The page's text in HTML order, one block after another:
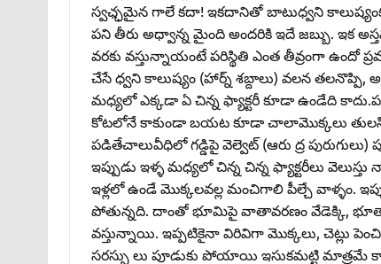
స్వఛ్ఛమైన గాలే కదా! ఇకదానితో బాటుధ్వని
పని తీరు అధ్వాన్న మైంది అందరికి ఇదే జబ్బు. ఇక
వరకు వస్తున్నాయంటే పరిస్థితి ఎంత తీవ్రంగా
చేసే ధ్వని కాలుష్యం (హార్న్‌ శబ్దాలు) వలన తలనొప్పి,
మధ్యలో ఎక్కడా ఏ చిన్న ఫ్యాక్టరీ కూడా ఉండేది
కోటలోనే కాకుండా బయట కూడా చాలామొక్కలు
పడితేచాలువీధిలో గడ్డిపై వెల్వెట్‌ (ఆరు ద్ర పురుగులు)
ఇప్పుడు ఇళ్ళ మధ్యలో చిన్న చిన్న ఫ్యాక్టరీలు
ఇళ్లలో ఉండే మొక్కలవల్ల మంచిగాలి పీల్చే వాళ్ళం.
పోతున్నది. దాంతో భూమిపై వాతావరణం వేడెక్కి,
వస్తున్నాయి. ఇప్పటికైనా విరివిగా మొక్కలు, చెట్లు
సరస్సు లు పూడుకు పోయాయి ఇసుకమట్టి